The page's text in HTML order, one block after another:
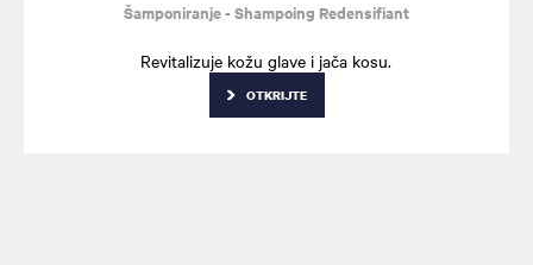
Šamponiranje - Shampoing Redensifiant
Revitalizuje kožu glave i jača kosu.
OTKRIJTE